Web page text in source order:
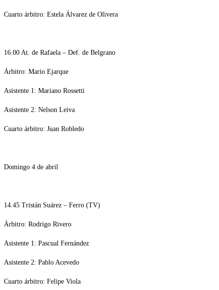
Cuarto árbitro: Estela Álvarez de Olivera
16.00 At. de Rafaela – Def. de Belgrano
Árbitro: Mario Ejarque
Asistente 1: Mariano Rossetti
Asistente 2: Nelson Leiva
Cuarto árbitro: Juan Robledo
Domingo 4 de abril
14.45 Tristán Suárez – Ferro (TV)
Árbitro: Rodrigo Rivero
Asistente 1: Pascual Fernández
Asistente 2: Pablo Acevedo
Cuarto árbitro: Felipe Viola